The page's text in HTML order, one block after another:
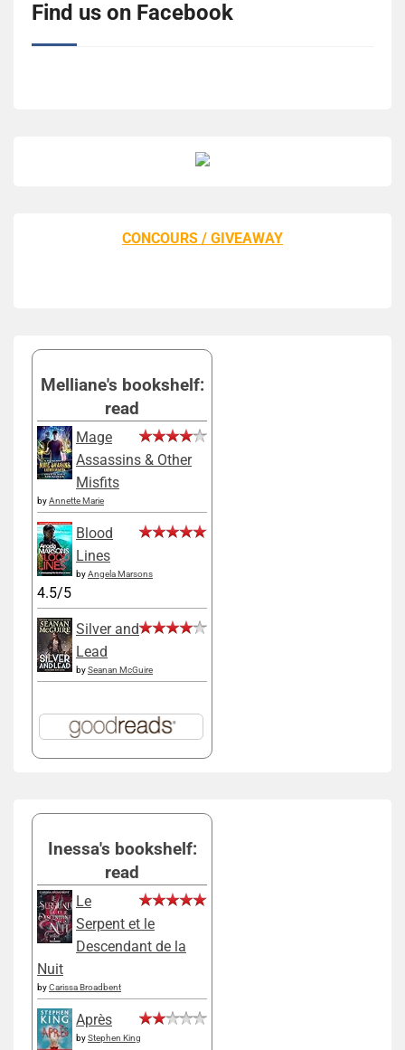
Find us on Facebook
CONCOURS / GIVEAWAY
Melliane's bookshelf:
read
Mage
Assassins & Other
Misfits
byAnnette Marie
Blood
Lines
byAngela Marsons
4.5/5
Silver and
Lead
bySeanan McGuire
Inessa's bookshelf:
read
Le
Serpent et le
Descendant de la
Nuit
byCarissa Broadbent
Après
byStephen King